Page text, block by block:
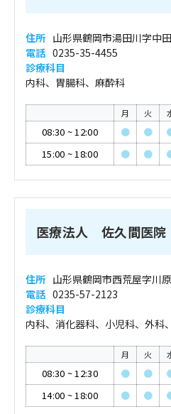
住所 山形県鶴岡市湯田川字中
電話 0235-35-4455
診療科目
内科、胃腸科、麻酔科
月 火
08:30 ~12:00 ● ●
15:00 ~18:00 ● ●
医療法人 佐久間医院
住所 山形県鶴岡市西荒屋字川
電話 0235-57-2123
診療科目
内科、消化器科、小児科、外科
月 火
08:30 ~12:30 ● ●
14:00 ~18:00 ● ●